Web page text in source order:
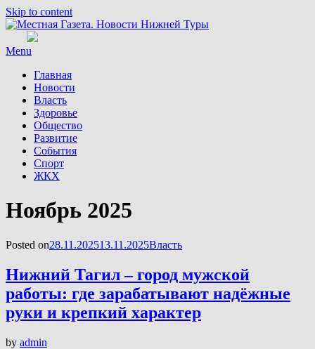
Skip to content
Menu
Главная
Новости
Власть
Здоровье
Общество
Развитие
События
Спорт
ЖКХ
Месяц
:
Ноябрь 2025
Posted on28.11.202513.11.2025Власть
Нижний Тагил – город мужской
работы: где зарабатывают надёжные
руки и крепкий характер
by admin